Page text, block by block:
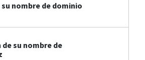
su nombre de dominio
su nombre de